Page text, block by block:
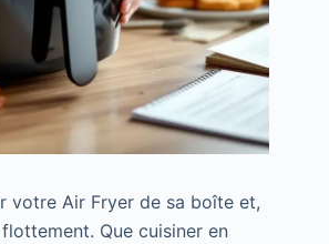
votre Air Fryer de sa boîte et,
Que cuisiner en